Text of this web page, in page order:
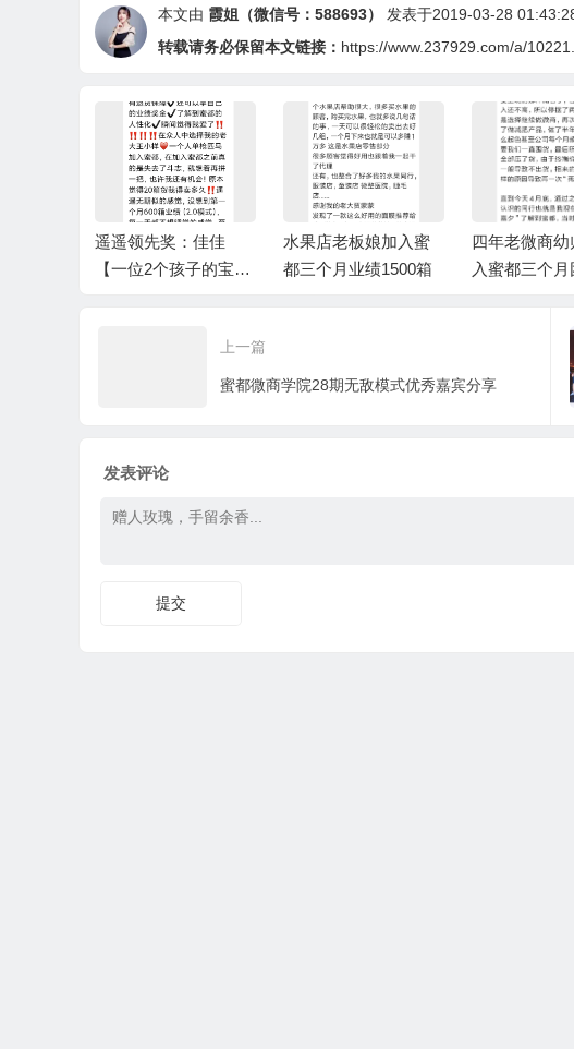
本文由 霞姐（微信号：588693）
发表于2019-03-28
转载请务必保留本文链接： https://www.237929.com/a/
遥遥领先奖：佳佳
【一位2个孩子的宝
水果店老板娘加入蜜
都三个月业绩1500箱
四年老微商幼
入蜜都三个月
上一篇
蜜都微商学院28期无敌模式优秀嘉宾分享
发表评论